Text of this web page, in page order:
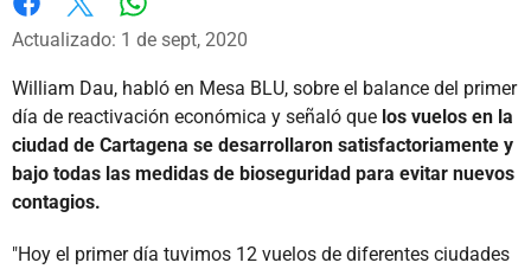
Facebook
X
Actualizado: 1 de sept, 2020
William Dau, habló en Mesa BLU, sobre el balance del primer
día de reactivación económica y señaló que los vuelos en la
ciudad de Cartagena se desarrollaron satisfactoriamente y
bajo todas las medidas de bioseguridad para evitar nuevos
contagios.
"Hoy el primer día tuvimos 12 vuelos de diferentes ciudades